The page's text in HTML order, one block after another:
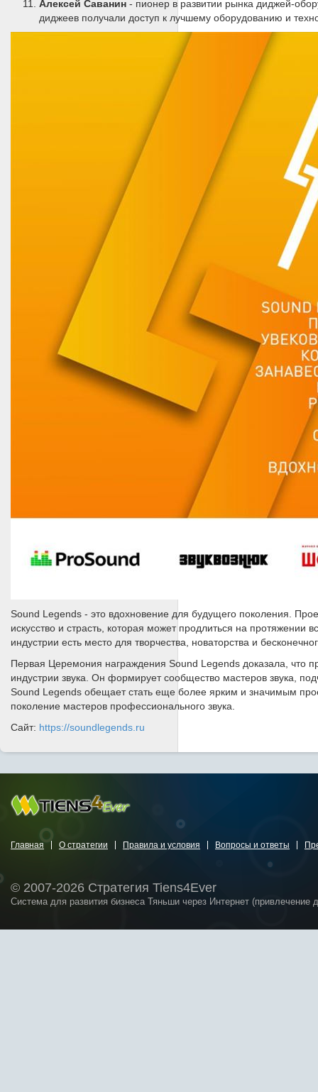
Алексей Саванин - пионер в развитии рынка диджей-
диджеев получали доступ к лучшему оборудованию и
Sound Legends - это вдохновение для будущего поколения.
искусство и страсть, которая может продлиться на
индустрии есть место для творчества, новаторства и
Первая Церемония награждения Sound Legends доказала, что
индустрии звука. Он формирует сообщество мастеров звука,
Sound Legends обещает стать еще более ярким и значимым
поколение мастеров профессионального звука.
Сайт: https://soundlegends.ru
Главная О стратегии Правила и условия Вопросы и ответы
© 2007-2026 Стратегия Tiens4Ever
Система для развития бизнеса Тяньши через Интернет (привлечение